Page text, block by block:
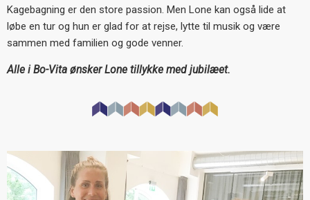
Kagebagning er den store passion. Men Lone kan også lide at
løbe en tur og hun er glad for at rejse, lytte til musik og være
sammen med familien og gode venner.
Alle i Bo-Vita ønsker Lone tillykke med jubilæet.